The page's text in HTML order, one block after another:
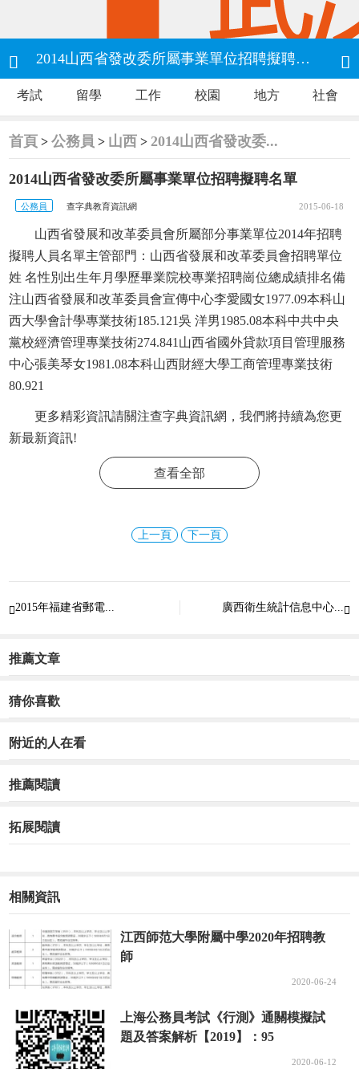
 2014山西省發改委所屬事業單位招聘擬聘名單 
考試 留學 工作 校園 地方 社會
首頁 >公務員 > 山西 > 2014山西省發改委...
2014山西省發改委所屬事業單位招聘擬聘名單
公務員 查字典教育資訊網 2015-06-18
山西省發展和改革委員會所屬部分事業單位2014年招聘
擬聘人員名單主管部門：山西省發展和改革委員會招聘單位
姓 名性別出生年月學歷畢業院校專業招聘崗位總成績排名備
注山西省發展和改革委員會宣傳中心李愛國女1977.09本科山
西大學會計學專業技術185.121吳 洋男1985.08本科中共中央
黨校經濟管理專業技術274.841山西省國外貸款項目管理服務
中心張美琴女1981.08本科山西財經大學工商管理專業技術
80.921
更多精彩資訊請關注查字典資訊網 ，我們將持續為您更
新最新資訊!
查看全部
上一頁 下一頁
2015年福建省郵電... 
廣西衛生統計信息中心...
推薦文章
猜你喜歡
附近的人在看
推薦閱讀
拓展閱讀
相關資訊
江西師范大學附屬中學2020年招聘教
師
2020-06-24
上海公務員考試《行測》通關模擬試
題及答案解析【2019】：95
2020-06-12